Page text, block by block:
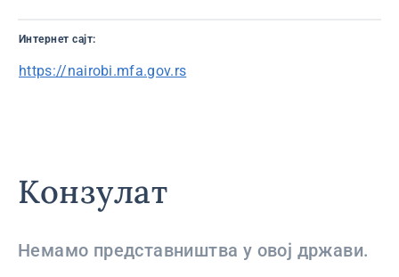
Интернет сајт:
https://nairobi.mfa.gov.rs
Конзулат
Немамо представништва у овој држави.